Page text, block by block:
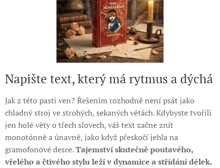
Napište text, který má rytmus a dýchá
Jak z této pasti ven? Řešením rozhodně není psát jako
chladný stroj ve strohých, sekaných větách. Kdybyste tvořili
jen holé věty o třech slovech, váš text začne znít
monotónně a únavně, jako když přeskočí jehla na
gramofonové desce.Tajemství skutečně poutavého,
vřelého a čtivého stylu leží v dynamice a střídání délek.